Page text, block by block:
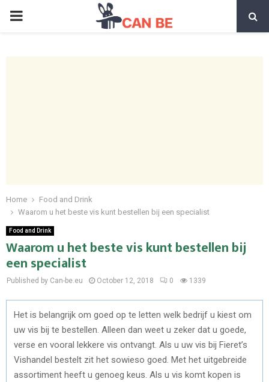
PRIMARY
Home
Food and Drink
Waarom u het beste vis kunt bestellen bij een specialist
Food and Drink
Waarom u het beste vis kunt bestellen bij
een specialist
Published by Can-be.eu October 12, 2018 0 1339
Het is belangrijk om goed op te letten welk bedrijf u kiest om
uw vis bij te bestellen. Alleen dan weet u zeker dat u goede,
verse en vooral lekkere vis ontvangt. Als u uw vis bij Fieret’s
Vishandel bestelt zit het sowieso goed. Met het uitgebreide
assortiment heeft u genoeg keus. Als u vis komt kopen is